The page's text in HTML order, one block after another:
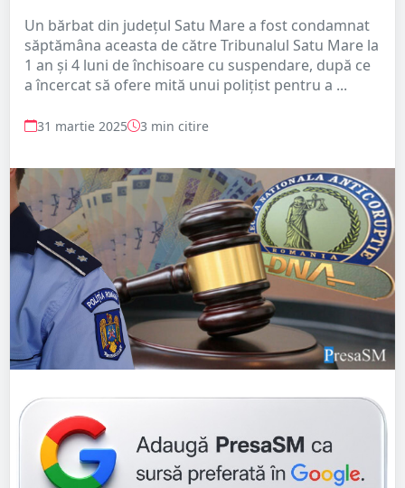
Un bărbat din județul Satu Mare a fost condamnat
săptămâna aceasta de către Tribunalul Satu Mare la
1 an și 4 luni de închisoare cu suspendare, după ce
a încercat să ofere mită unui polițist pentru a ...
31 martie 2025 3 min citire